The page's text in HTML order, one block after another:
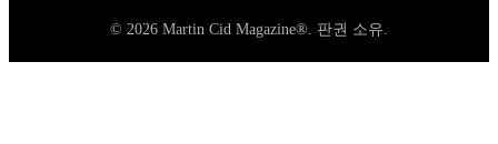
© 2026 Martin Cid Magazine®. 판권 소유.